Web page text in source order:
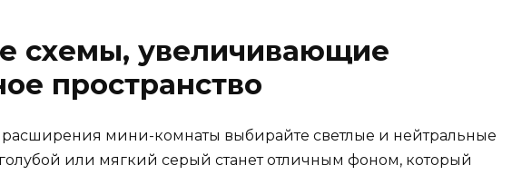
схемы, увеличивающие
пространство
расширения мини-комнаты выбирайте светлые и нейтральные
или мягкий серый станет отличным фоном, который